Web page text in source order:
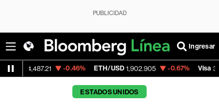
PUBLICIDAD
Ingresar
-0.46% ETH/USD 1,902.905 -0.67% Visa 368.54 -
ESTADOS UNIDOS